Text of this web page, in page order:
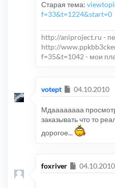
Старая тема:
f=33&t=1224&start=0
http://aniproject.ru -
http://
f=35&t=1042 - мои
votept Сообщение
04.10.2010
Мдаааааааа
заказывать что то
дорогое...
foxriver Сообщение
04.10.2010